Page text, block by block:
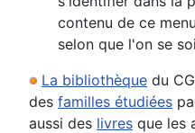
contenu de ce
selon que l'on se
La bibliothèque du
des familles étudiées
aussi des livres que les